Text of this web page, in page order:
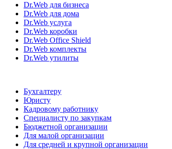
Dr.Web для бизнеса
Dr.Web для дома
Dr.Web услуга
Dr.Web коробки
Dr.Web Office Shield
Dr.Web комплекты
Dr.Web утилиты
Бухгалтеру
Юристу
Кадровому работнику
Специалисту по закупкам
Бюджетной организации
Для малой организации
Для средней и крупной организации